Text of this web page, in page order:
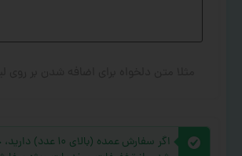
اگر سفارش عمده (بالای